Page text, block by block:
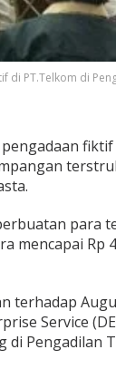
PT.Telkom di
para
mencapai Rp
terhadap
Service
di Pengadilan